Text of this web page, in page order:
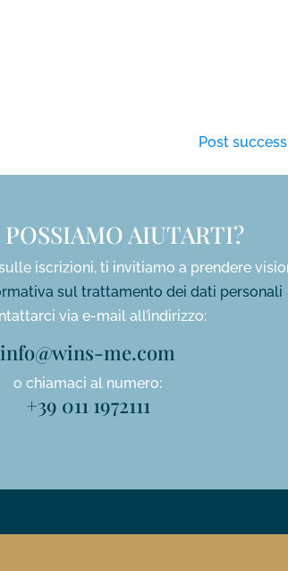
Post
AIUTARTI?
iscrizioni, ti invitiamo a prendere
sul trattamento dei dati personali
via e-mail all’indirizzo:
info@wins-me.com
o chiamaci al numero:
+39 011 1972111